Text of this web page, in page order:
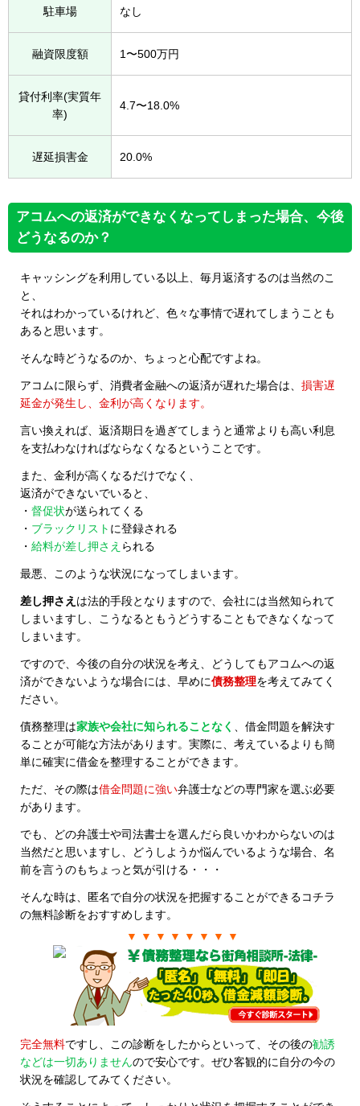
駐車場 なし
融資限度額 1〜500万円
貸付利率(実質年
率)
4.7〜18.0%
遅延損害金 20.0%
アコムへの返済ができなくなってしまった場合、今後
どうなるのか？
キャッシングを利用している以上、毎月返済するのは当然のこ
と、
それはわかっているけれど、色々な事情で遅れてしまうことも
あると思います。
そんな時どうなるのか、ちょっと心配ですよね。
アコムに限らず、消費者金融への返済が遅れた場合は、 損害遅
延金が発生し、金利が高くなります。
言い換えれば、返済期日を過ぎてしまうと通常よりも高い利息
を支払わなければならなくなるということです。
また、金利が高くなるだけでなく、
返済ができないでいると、
・ 督促状が送られてくる
・ ブラックリスト に登録される
・ 給料が差し押さえ られる
最悪、このような状況になってしまいます。
差し押さえ は法的手段となりますので、会社には当然知られて
しまいますし、こうなるともうどうすることもできなくなって
しまいます。
ですので、今後の自分の状況を考え、どうしてもアコムへの返
済ができないような場合には、早めに債務整理を考えてみてく
ださい。
債務整理は家族や会社に知られることなく
、借金問題を解決す
ることが可能な方法があります。実際に、考えているよりも簡
単に確実に借金を整理することができます。
ただ、その際は借金問題に強い弁護士などの専門家を選ぶ必要
があります。
でも、どの弁護士や司法書士を選んだら良いかわからないのは
当然だと思いますし、どうしようか悩んでいるような場合、名
前を言うのもちょっと気が引ける・・・
そんな時は、匿名で自分の状況を把握することができるコチラ
の無料診断をおすすめします。
▼ ▼ ▼ ▼ ▼ ▼ ▼ ▼
完全無料ですし、この診断をしたからといって、その後の勧誘
などは一切ありませんので安心です。ぜひ客観的に自分の今の
状況を確認してみてください。